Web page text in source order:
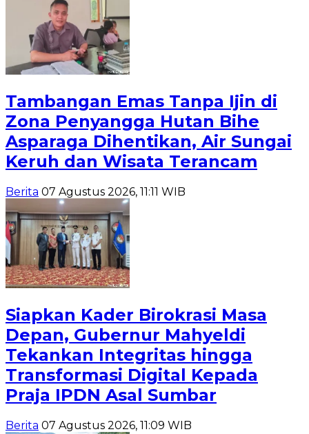
Tambangan Emas Tanpa Ijin di
Zona Penyangga Hutan Bihe
Asparaga Dihentikan, Air Sungai
Keruh dan Wisata Terancam
Berita 07 Agustus 2026, 11:11 WIB
Siapkan Kader Birokrasi Masa
Depan, Gubernur Mahyeldi
Tekankan Integritas hingga
Transformasi Digital Kepada
Praja IPDN Asal Sumbar
Berita 07 Agustus 2026, 11:09 WIB